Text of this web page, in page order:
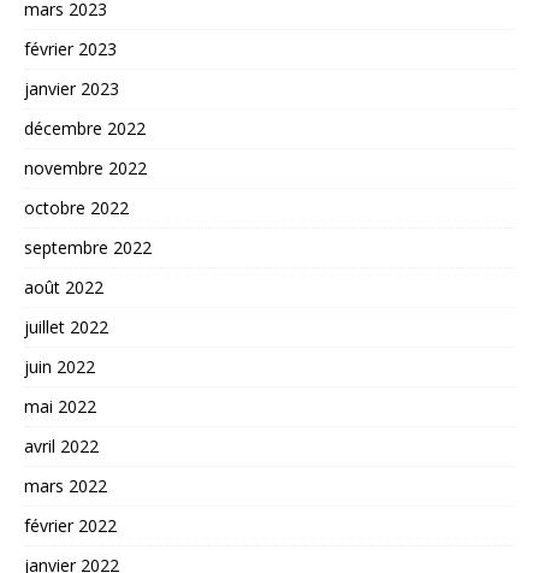
mars 2023
février 2023
janvier 2023
décembre 2022
novembre 2022
octobre 2022
septembre 2022
août 2022
juillet 2022
juin 2022
mai 2022
avril 2022
mars 2022
février 2022
janvier 2022